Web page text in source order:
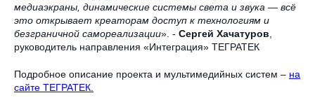
медиаэкраны, динамические системы света и звука — всё
это открывает креаторам доступ к технологиям и
безграничной самореализации». - Сергей Хачатуров
руководитель направления «Интеграция» ТЕГРАТЕК
Подробное описание проекта и мультимедийных систем – на
сайте ТЕГРАТЕК.